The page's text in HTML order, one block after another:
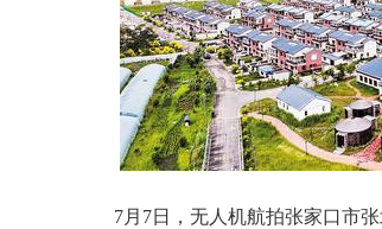
7月7日，无人机航拍张家口市